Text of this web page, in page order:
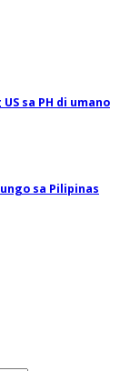
sa PH di umano
sa Pilipinas